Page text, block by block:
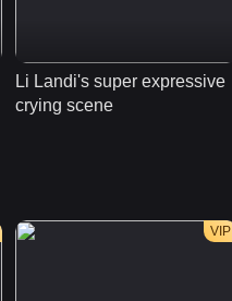
Li Landi's super expressive
crying scene
VIP